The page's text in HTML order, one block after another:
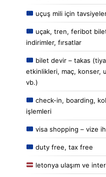
uçuş mili için
uçak, tren, feribot
indirimler, fırsatlar
bilet devir – takas
etkinlikleri, maç, konser,
vb.)
check-in, boarding,
işlemleri
visa shopping – vize
duty free, tax free
letonya ulaşım ve